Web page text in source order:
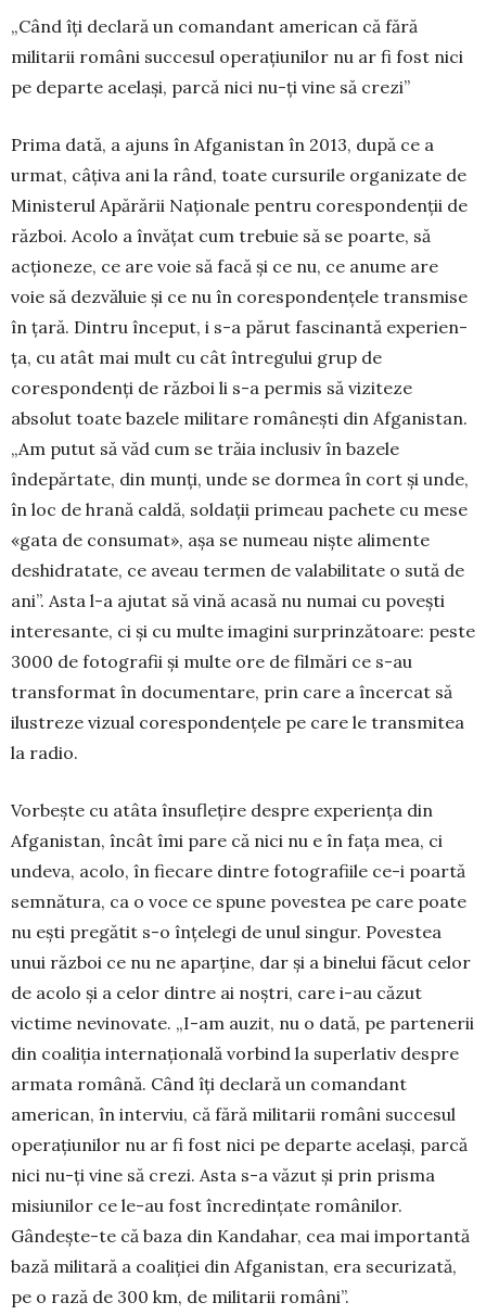
„Când îți declară un comandant american că fără
militarii români succesul operațiunilor nu ar fi fost nici
pe departe același, parcă nici nu-ți vine să crezi”
Prima dată, a ajuns în Afganistan în 2013, după ce a
urmat, câțiva ani la rând, toate cursurile or­ga­nizate de
Ministerul Apărării Naționale pentru corespondenții de
război. Acolo a învățat cum tre­buie să se poarte, să
acționeze, ce are voie să facă și ce nu, ce anume are
voie să dezvăluie și ce nu în corespondențele transmise
în țară. Dintru început, i s-a părut fascinantă expe­rien­
ța, cu atât mai mult cu cât întregului grup de
corespondenți de război li s-a permis să viziteze
absolut toate bazele militare româ­nești din Afganistan.
„Am putut să văd cum se trăia inclusiv în bazele
îndepărtate, din munți, unde se dormea în cort și unde,
în loc de hrană caldă, soldații primeau pa­chete cu mese
«gata de consumat», așa se nu­meau niște alimente
deshidratate, ce aveau ter­men de valabilitate o sută de
ani”. Asta l-a ajutat să vină acasă nu numai cu povești
intere­sante, ci și cu multe imagini surprin­ză­toare: peste
3000 de fotografii și multe ore de filmări ce s-au
transformat în documen­tare, prin care a încercat să
ilustreze vizual co­respondențele pe care le transmitea
la radio.
Vorbește cu atâta însuflețire despre ex­pe­riența din
Afganistan, încât îmi pare că nici nu e în fața mea, ci
undeva, acolo, în fiecare dintre fotografiile ce-i poartă
semnătura, ca o voce ce spune povestea pe care poate
nu ești pregătit s-o înțelegi de unul singur. Po­vestea
unui război ce nu ne aparține, dar și a binelui făcut celor
de acolo și a celor dintre ai noștri, care i-au căzut
victime nevinovate. „I-am auzit, nu o dată, pe partenerii
din coaliția internațională vorbind la superlativ despre
armata română. Când îți declară un comandant
american, în interviu, că fără militarii români succesul
operațiu­nilor nu ar fi fost nici pe departe ace­lași, parcă
nici nu-ți vine să crezi. Asta s-a văzut și prin prisma
misiunilor ce le-au fost încredințate românilor.
Gândește-te că baza din Kandahar, cea mai importantă
bază mi­litară a coaliției din Afganistan, era securizată,
pe o rază de 300 km, de militarii români”.